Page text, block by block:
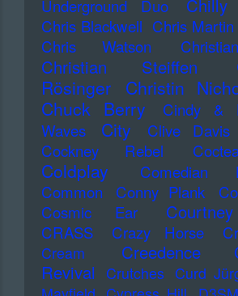
Underground Duo
Chilly
Chris Blackwell Chris Martin
Chris Watson
Christian Steiffen
Rösinger
Christin
Chuck Berry Cindy &
Waves
City Clive Davis
Cockney Rebel
Coldplay
Comedian
Common
Conny Plank
Cosmic Ear
CRASS Crazy Horse
Cream
Creedence
Revival
Crutches Curd